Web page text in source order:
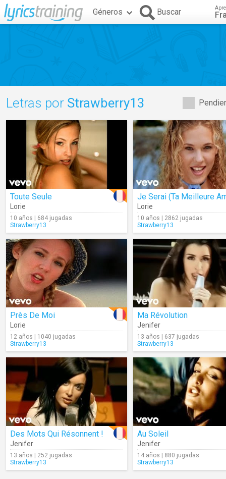
Géneros Buscar
Letras por Strawberry13
Toute Seule
Lorie
10 años | 684 jugadas
Strawberry13
Je Serai (Ta Meilleure
Lorie
10 años | 2862 jugadas
Strawberry13
Près De Moi
Lorie
12 años | 1040 jugadas
Strawberry13
Ma Révolution
Jenifer
13 años | 637 jugadas
Strawberry13
Des Mots Qui Résonnent !
Jenifer
13 años | 252 jugadas
Strawberry13
Au Soleil
Jenifer
14 años | 880 jugadas
Strawberry13